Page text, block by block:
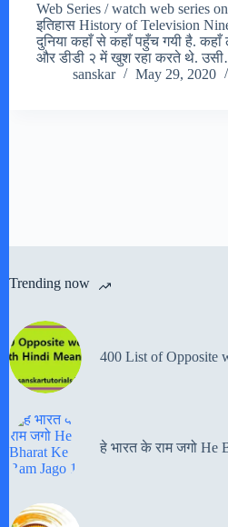
Web Series / watch web series
इतिहास History of Television
दुनिया कहाँ से कहाँ पहुँच गयी है. कहाँ
और डीडी २ में खुश रहा करते थे.
sanskar
May 29, 2020
Trending now
400 List of Opposite
हे भारत के राम जगो He